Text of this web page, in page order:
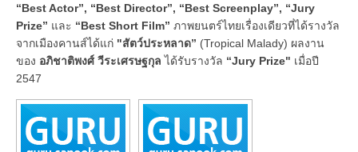
“Best Actor”, “Best Director”, “Best Screenplay”, “Jury
Prize” และ “Best Short Film” ภาพยนตร์ไทยเรื่องเดียวที่ได้รางวัล
จากเมืองคานส์ได้แก่ "สัตว์ประหลาด” (Tropical Malady) ผลงาน
ของ อภิชาติพงศ์ วีระเศรษฐกุล ได้รับรางวัล “Jury Prize" เมื่อปี
2547